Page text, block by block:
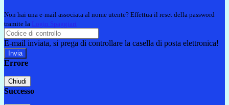
Non hai una e-mail associata al nome utente? Effettua il reset della password
tramite la Login Spaggiari
E-mail inviata, si prega di controllare la casella di posta elettronica!
Errore
Chiudi
Successo